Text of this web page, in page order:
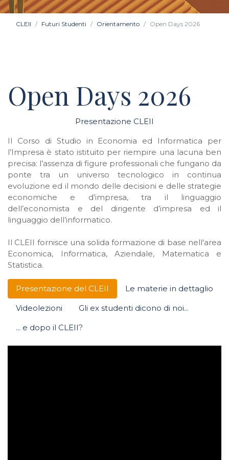
CLEII Futuri Studenti Orientamento Open Days 2026
Open Days 2026
Presentazione CLEII
Il Corso di Studio in Economia ed Informatica per
l’Impresa è stato istituito per riempire una lacuna ben
precisa: l’assenza di figure professionali che fungano da
ponte tra un universo tecnologico in continua
evoluzione ed il mondo delle decisioni e delle strategie
economiche e d’impresa, tra il linguaggio
dell’economista e del dirigente d’impresa ed il
linguaggio dell’informatico.
Il CLEII fornisce una solida formazione di base nell'area
Economica, Informatica, Aziendale, Matematica e
Statistica.
Presentazione del CLEII
Le materie in dettaglio
Videolezioni
Gli ex studenti dicono di noi...
... e dopo il CLEII?